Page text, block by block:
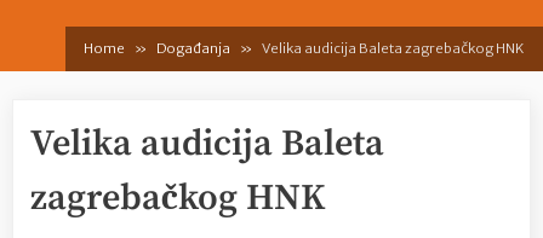
Home Događanja Velika audicija Baleta zagrebačkog HNK
Velika audicija Baleta
zagrebačkog HNK